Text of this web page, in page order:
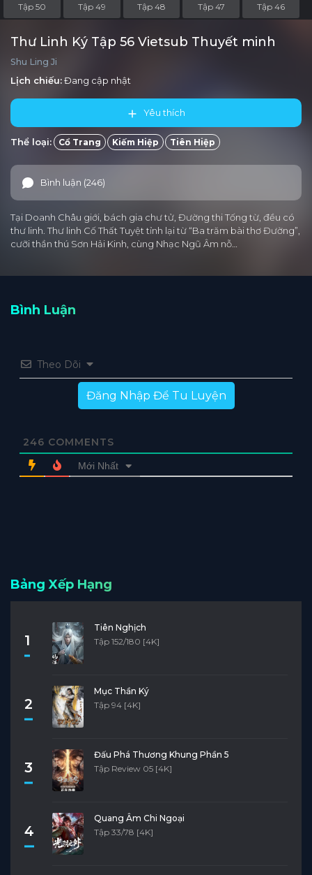
Tập 50 Tập 49 Tập 48 Tập 47 Tập 46
Tập 45 Tập 44 Tập 43 Tập 42 Tập 41
Tập 40
Tập 28
Tập 25 Tập 24 Tập 23 Tập 22
Tập 15 Tập 14 Tập 13 Tập 12 Tập 11
Tập 10 Tập 9 Tập 8 Tập 7 Tập 6
Thư Linh Ký Tập 56 Vietsub Thuyết minh
Shu Ling Ji
Lịch chiếu:Đang cập nhật
Yêu thích
Thể loại: Cổ Trang Kiếm Hiệp Tiên Hiệp
Bình luận (246)
Tại Doanh Châu giới, bách gia chư tử, Đường thi Tống từ, đều có
thư linh. Thư linh Cố Thất Tuyệt tỉnh lại từ “Ba trăm bài thơ Đường”,
cưỡi thần thú Sơn Hải Kinh, cùng Nhạc Ngũ Âm nỗ…
Bình Luận
Theo Dõi
Đăng Nhập Để Tu Luyện
246 COMMENTS
Mới Nhất
Bảng Xếp Hạng
1
Tiên Nghịch
Tập 152/180 [4K]
2
Mục Thần Ký
Tập 94 [4K]
3
Đấu Phá Thương Khung Phần 5
Tập Review 05 [4K]
4
Quang Âm Chi Ngoại
Tập 33/78 [4K]